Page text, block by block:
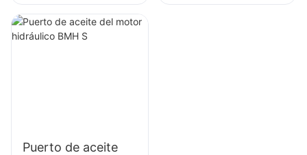
Puerto de aceite